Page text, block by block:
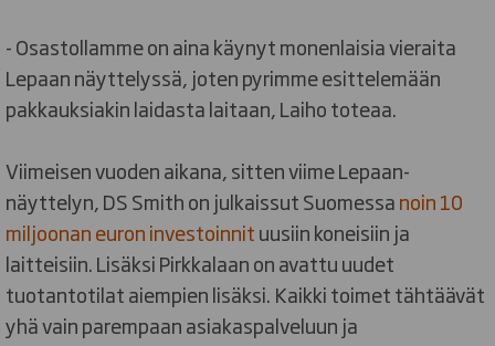
- Osastollamme on aina käynyt monenlaisia vieraita
Lepaan näyttelyssä, joten pyrimme esittelemään
pakkauksiakin laidasta laitaan, Laiho toteaa.
Viimeisen vuoden aikana, sitten viime Lepaan-
näyttelyn, DS Smith on julkaissut Suomessanoin 10
miljoonan euron investoinnituusiin koneisiin ja
laitteisiin. Lisäksi Pirkkalaan on avattu uudet
tuotantotilat aiempien lisäksi. Kaikki toimet tähtäävät
yhä vain parempaan asiakaspalveluun ja